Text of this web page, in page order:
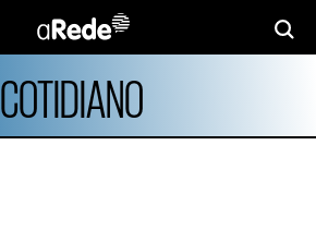
COTIDIANO